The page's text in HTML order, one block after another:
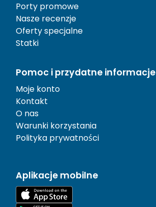
Porty promowe
Nasze recenzje
Oferty specjalne
Statki
Pomoc i przydatne informacje
Moje konto
Kontakt
O nas
Warunki korzystania
Polityka prywatności
Aplikacje mobilne